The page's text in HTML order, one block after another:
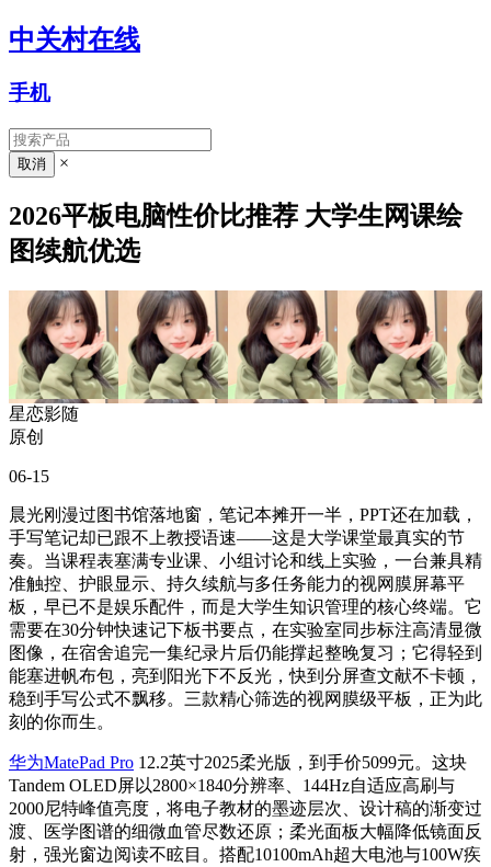
中关村在线
手机
×
2026平板电脑性价比推荐 大学生网课绘
图续航优选
星恋影随
原创
06-15
晨光刚漫过图书馆落地窗，笔记本摊开一半，PPT还在加载，
手写笔记却已跟不上教授语速——这是大学课堂最真实的节
奏。当课程表塞满专业课、小组讨论和线上实验，一台兼具精
准触控、护眼显示、持久续航与多任务能力的视网膜屏幕平
板，早已不是娱乐配件，而是大学生知识管理的核心终端。它
需要在30分钟快速记下板书要点，在实验室同步标注高清显微
图像，在宿舍追完一集纪录片后仍能撑起整晚复习；它得轻到
能塞进帆布包，亮到阳光下不反光，快到分屏查文献不卡顿，
稳到手写公式不飘移。三款精心筛选的视网膜级平板，正为此
刻的你而生。
华为MatePad Pro 12.2英寸2025柔光版，到手价5099元。这块
Tandem OLED屏以2800×1840分辨率、144Hz自适应高刷与
2000尼特峰值亮度，将电子教材的墨迹层次、设计稿的渐变过
渡、医学图谱的细微血管尽数还原；柔光面板大幅降低镜面反
射，强光窗边阅读不眩目。搭配10100mAh超大电池与100W疾